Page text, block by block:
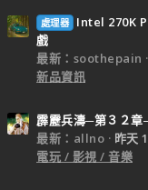
處理器
Intel 270K
戲
最新：soothepain
新品資訊
霹靂兵濤─第３２章
最新：allno
昨天
電玩 / 影視 / 音樂